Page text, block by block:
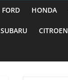
FORD HONDA
SUBARU CITROEN